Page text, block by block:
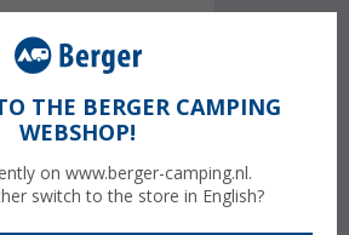
THE BERGER CAMPING
WEBSHOP!
on www.berger-camping.nl.
switch to the store in English?